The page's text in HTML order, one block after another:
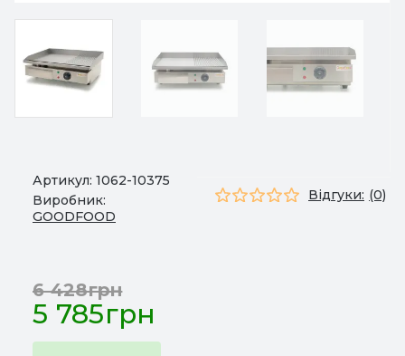
Артикул: 1062-10375
Виробник:
GOODFOOD
Відгуки: (0)
5 785грн
6 428грн